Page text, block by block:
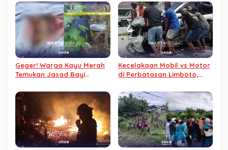
Geger! Warga Kayu Merah
Temukan Jasad Bayi
Kecelakaan Mobil vs Motor
di Perbatasan Limboto,
Meninggal Dunia